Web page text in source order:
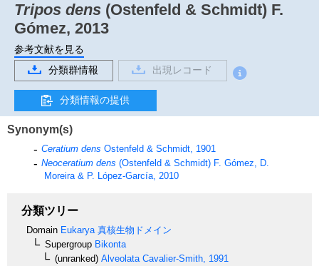
Tripos dens (Ostenfeld & Schmidt) F.
Gómez, 2013
参考文献を見る
分類群情報
出現レコード
分類情報の提供
Synonym(s)
Ceratium dens Ostenfeld & Schmidt, 1901
Neoceratium dens (Ostenfeld & Schmidt) F. Gómez, D.
Moreira & P. López-García, 2010
分類ツリー
Domain Eukarya 真核生物ドメイン
Supergroup Bikonta
(unranked) Alveolata Cavalier-Smith, 1991